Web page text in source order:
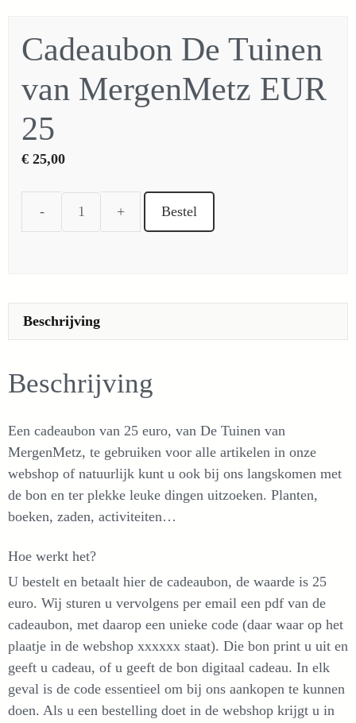
Cadeaubon De Tuinen
van MergenMetz EUR
25
€ 25,00
Cadeaubon
MergenMetz
Bestel
Beschrijving
Beschrijving
Een cadeaubon van 25 euro, van De Tuinen van
MergenMetz, te gebruiken voor alle artikelen in onze
webshop of natuurlijk kunt u ook bij ons langskomen met
de bon en ter plekke leuke dingen uitzoeken. Planten,
boeken, zaden, activiteiten…
Hoe werkt het?
U bestelt en betaalt hier de cadeaubon, de waarde is 25
euro. Wij sturen u vervolgens per email een pdf van de
cadeaubon, met daarop een unieke code (daar waar op het
plaatje in de webshop xxxxxx staat). Die bon print u uit en
geeft u cadeau, of u geeft de bon digitaal cadeau. In elk
geval is de code essentieel om bij ons aankopen te kunnen
doen. Als u een bestelling doet in de webshop krijgt u in